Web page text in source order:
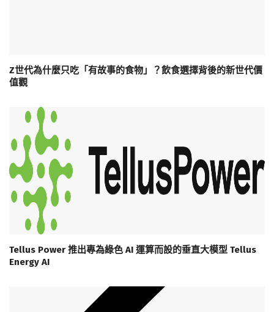
Z世代為什麼只吃「有故事的食物」？飲食選擇背後的新世代價
值觀
Tellus Power 推出專為綠色 AI 運算而設的垂直大模型 Tellus
Energy AI